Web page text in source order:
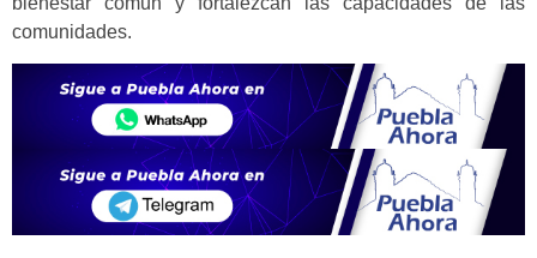
comunidades.